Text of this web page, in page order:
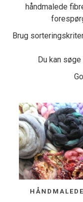
håndmalede
Brug
Du kan
HÅNDMALEDE